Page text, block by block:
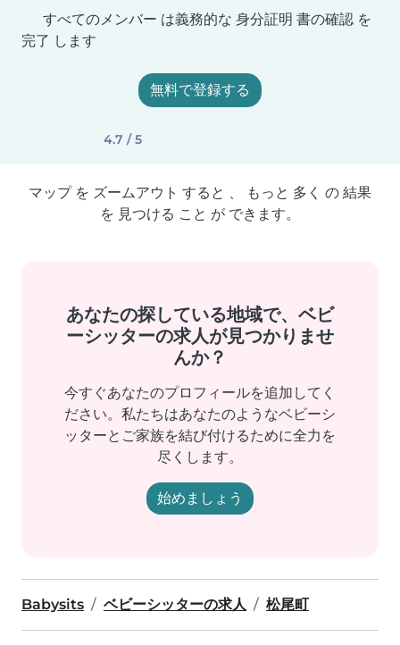
すべてのメンバー は義務的な 身分証明 書の確認 を
完了 します
無料で登録する
4.7 / 5
マップ を ズームアウト すると 、 もっと 多く の 結果
を 見つける こと が できます。
あなたの探している地域で、ベビ
ーシッターの求人が見つかりませ
んか？
今すぐあなたのプロフィールを追加してく
ださい。私たちはあなたのようなベビーシ
ッターとご家族を結び付けるために全力を
尽くします。
始めましょう
Babysits ベビーシッターの求人 松尾町